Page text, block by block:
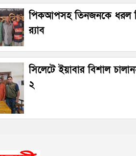
পিকআপসহ তিনজনকে ধরল
র‌্যাব
সিলেটে ইয়াবার বিশাল
২